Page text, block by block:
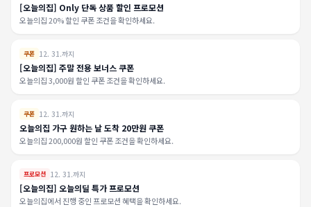
[오늘의집] Only 단독 상품 할인 프로모션
오늘의집 20% 할인 쿠폰 조건을 확인하세요.
쿠폰 12. 31.까지
[오늘의집] 주말 전용 보너스 쿠폰
오늘의집 3,000원 할인 쿠폰 조건을 확인하세요.
쿠폰 12. 31.까지
오늘의집 가구 원하는 날 도착 20만원 쿠폰
오늘의집 200,000원 할인 쿠폰 조건을 확인하세요.
프로모션 12. 31.까지
[오늘의집] 오늘의딜 특가 프로모션
오늘의집에서 진행 중인 프로모션 혜택을 확인하세요.